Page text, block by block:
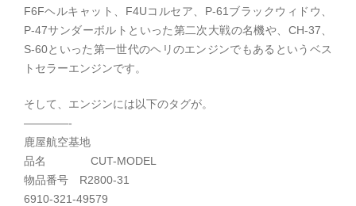
F6Fヘルキャット、F4Uコルセア、P-61ブラックウィドウ、
P-47サンダーボルトといった第二次大戦の名機や、CH-37、
S-60といった第一世代のヘリのエンジンでもあるというベス
トセラーエンジンです。
そして、エンジンには以下のタグが。
————-
鹿屋航空基地
品名 CUT-MODEL
物品番号 R2800-31
6910-321-49579